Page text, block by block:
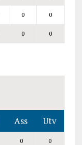
0 0
0 0
Ass Utv
0 0